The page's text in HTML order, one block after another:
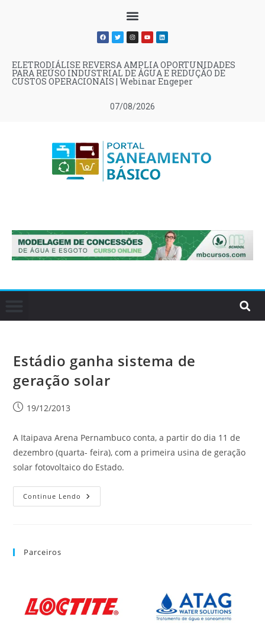
07/08/2026
ELETRODIÁLISE REVERSA AMPLIA OPORTUNIDADES
PARA REÚSO INDUSTRIAL DE ÁGUA E REDUÇÃO DE
CUSTOS OPERACIONAIS | Webinar Engeper
Estádio ganha sistema de
geração solar
19/12/2013
A Itaipava Arena Pernambuco conta, a partir do dia 11 de
dezembro (quarta- feira), com a primeira usina de geração
solar fotovoltaico do Estado.
Continue Lendo
Parceiros